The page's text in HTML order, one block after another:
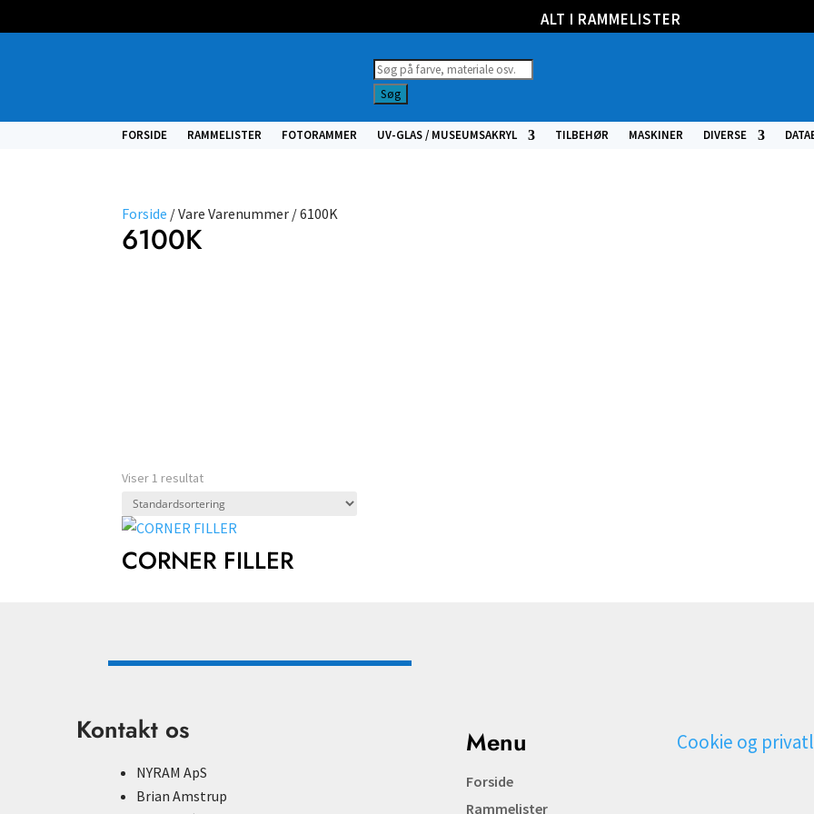
ALT I RAMMELISTER
Products
search
Søg
FORSIDE RAMMELISTER FOTORAMMER UV-GLAS / MUSEUMSAKRYL TILBEHØR MASKINER DIVERSE
Forside / Vare Varenummer / 6100K
6100K
Viser 1 resultat
CORNER FILLER
Kontakt os
NYRAM ApS
Brian Amstrup
Menu
Forside
Rammelister
Cookie og